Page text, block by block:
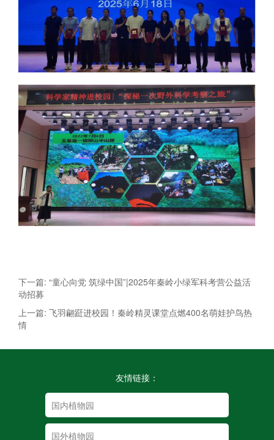
下一篇: “童心向党 筑绿中国”|2025年秦岭小绿军科考营公益活
动招募
上一篇: 飞羽翩跹进校园！秦岭精灵课堂点燃400名萌娃护鸟热
情
友情链接：